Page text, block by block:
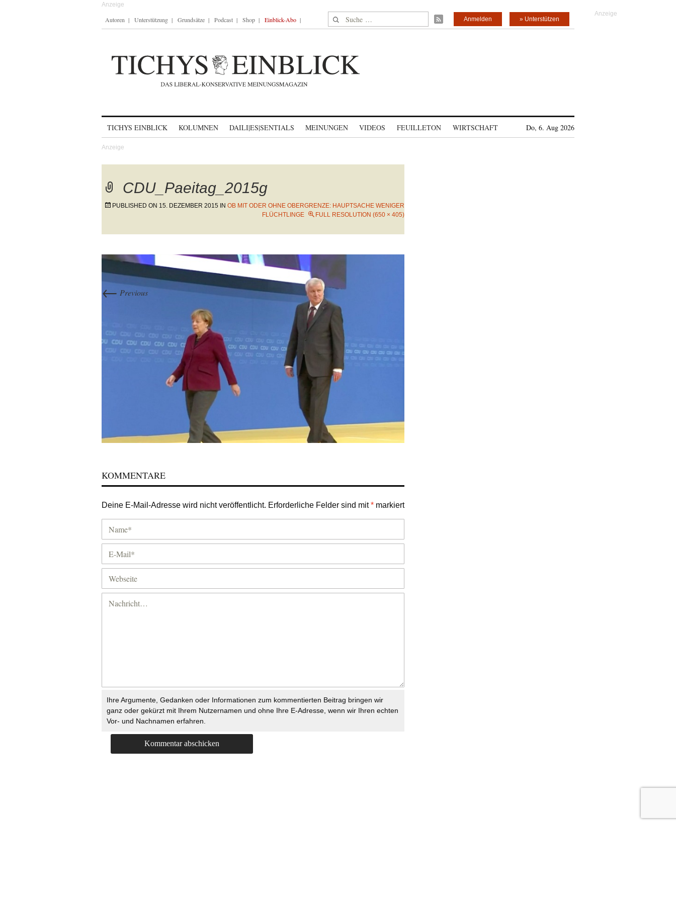
Autoren Unterstützung Grundsätze Podcast Shop Einblick-Abo Suche nach: » Unterstützen
Anmelden
TICHYS EINBLICK KOLUMNEN DAILI|ES|SENTIALS MEINUNGEN VIDEOS FEUILLETON WIRTSCHAFT Do, 6. Aug 2026
CDU_Paeitag_2015g
PUBLISHED ON 15. DEZEMBER 2015 IN OB MIT ODER OHNE OBERGRENZE: HAUPTSACHE WENIGER
FLÜCHTLINGE
FULL RESOLUTION (650 × 405)
← Previous
KOMMENTARE
Deine E-Mail-Adresse wird nicht veröffentlicht. Erforderliche Felder sind mit* markiert
Ihre Argumente, Gedanken oder Informationen zum kommentierten Beitrag bringen wir
ganz oder gekürzt mit Ihrem Nutzernamen und ohne Ihre E-Adresse, wenn wir Ihren echten
Vor- und Nachnamen erfahren.